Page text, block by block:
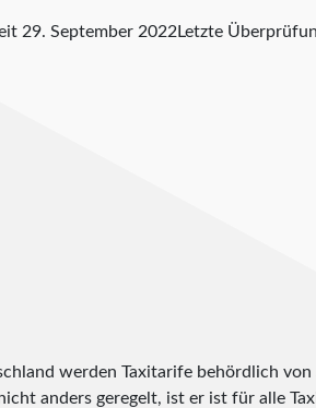
29. September 2022 Letzte
werden Taxitarife behördlich
anders geregelt, ist er ist für alle